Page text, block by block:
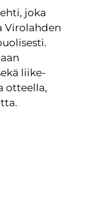
joka
Virolahden
liike-
otteella,